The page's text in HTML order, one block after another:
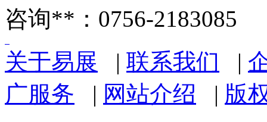
咨询**：0756-2183085
关于易展 | 联系我们 |
广服务 | 网站介绍 | 版